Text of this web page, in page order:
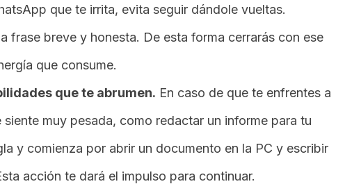
que te irrita, evita seguir dándole vueltas.
frase breve y honesta. De esta forma cerrarás con ese
que consume.
que te abrumen. En caso de que te enfrentes a
siente muy pesada, como redactar un informe para tu
y comienza por abrir un documento en la PC y escribir
acción te dará el impulso para continuar.